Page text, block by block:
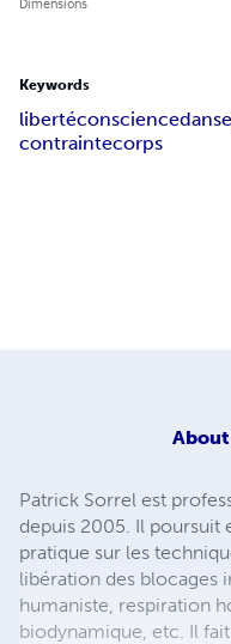
Keywords
libertéconsciencedanse
contraintecorps
About
Patrick Sorrel est
depuis 2005. Il poursuit
pratique sur les
libération des blocages
humaniste, respiration
biodynamique, etc. Il